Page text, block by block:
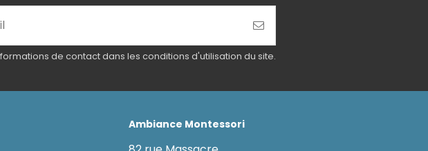
de contact dans les conditions d'utilisation du site.
Ambiance Montessori